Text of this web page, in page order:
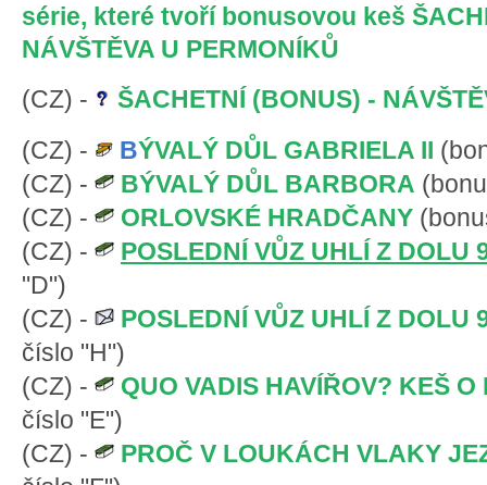
série, které tvoří bonusovou keš
NÁVŠTĚVA U PERMONÍKŮ
(CZ) -
ŠACHETNÍ (BONUS) -
(CZ) -
BÝVALÝ DŮL GABRIELA II
(CZ) -
BÝVALÝ DŮL BARBORA
(CZ) -
ORLOVSKÉ HRADČANY
(CZ) -
POSLEDNÍ VŮZ UHLÍ Z DOLU
"D")
(CZ) -
POSLEDNÍ VŮZ UHLÍ Z DOLU
číslo "H")
(CZ) -
QUO VADIS HAVÍŘOV? KEŠ O
číslo "E")
(CZ) -
PROČ V LOUKÁCH VLAKY